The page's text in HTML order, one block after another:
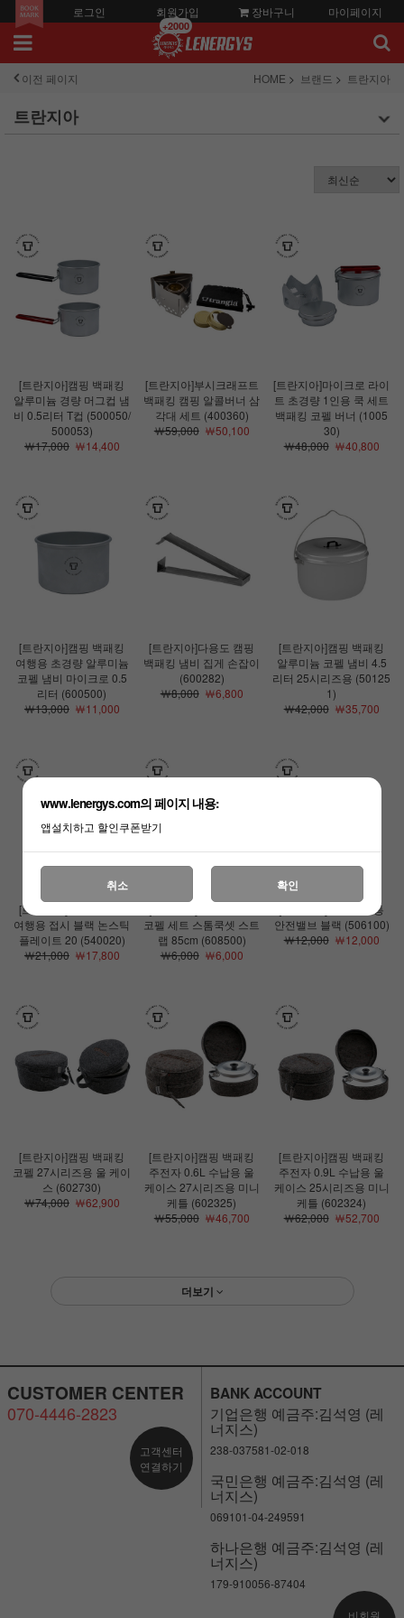
로그인 회원가입
+2000
장바구니 마이페이지
이전 페이지 HOME 브랜드 트란지아
트란지아
[트란지아]캠핑 백패킹
알루미늄 경량 머그컵 냄
비 0.5리터 T컵 (500050/
500053)
￦17,000￦14,400
[트란지아]부시크래프트
백패킹 캠핑 알콜버너 삼
각대 세트 (400360)
￦59,000￦50,100
[트란지아]마이크로 라이
트 초경량 1인용 쿡 세트
백패킹 코펠 버너 (1005
30)
￦48,000￦40,800
[트란지아]캠핑 백패킹
여행용 초경량 알루미늄
코펠 냄비 마이크로 0.5
리터 (600500)
￦13,000￦11,000
[트란지아]다용도 캠핑
백패킹 냄비 집게 손잡이
(600282)
￦8,000￦6,800
[트란지아]캠핑 백패킹
알루미늄 코펠 냄비 4.5
리터 25시리즈용 (50125
1)
￦42,000￦35,700
[트란지아]캠핑 백패킹
여행용 접시 블랙 논스틱
플레이트 20 (540020)
￦21,000￦17,800
코펠 세트 스톰쿡셋 스트
랩 85cm (608500)
￦6,000￦6,000
[트란지아]캠핑 연료통
안전밸브 블랙 (506100)
￦12,000￦12,000
[트란지아]캠핑 백패킹
코펠 27시리즈용 울 케이
스 (602730)
￦74,000￦62,900
[트란지아]캠핑 백패킹
주전자 0.6L 수납용 울
케이스 27시리즈용 미니
케틀 (602325)
￦55,000￦46,700
[트란지아]캠핑 백패킹
주전자 0.9L 수납용 울
케이스 25시리즈용 미니
케틀 (602324)
￦62,000￦52,700
더보기
CUSTOMER CENTER
070-4446-2823
고객센터
연결하기
BANK ACCOUNT
기업은행 예금주:김석영 (레
너지스)
238-037581-02-018
국민은행 예금주:김석영 (레
너지스)
069101-04-249591
하나은행 예금주:김석영 (레
너지스)
179-910056-87404
비회원
www.lenergys.com의 페이지 내용:
앱설치하고 할인쿠폰받기
취소 확인